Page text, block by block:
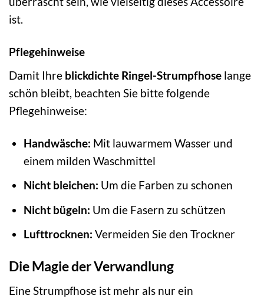
ist.
Pflegehinweise
Damit Ihre blickdichte Ringel-Strumpfhose lange
schön bleibt, beachten Sie bitte folgende
Pflegehinweise:
Handwäsche: Mit lauwarmem Wasser und
einem milden Waschmittel
Nicht bleichen: Um die Farben zu schonen
Nicht bügeln: Um die Fasern zu schützen
Lufttrocknen: Vermeiden Sie den Trockner
Die Magie der Verwandlung
Eine Strumpfhose ist mehr als nur ein